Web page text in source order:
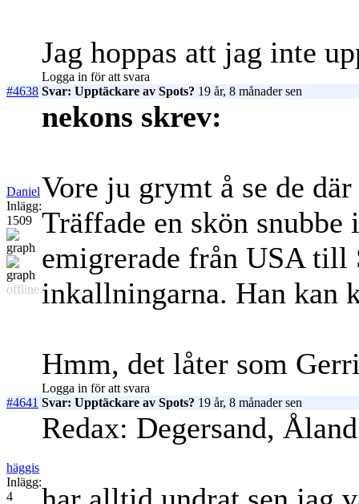
Jag hoppas att jag inte
Logga in för att svara
#4638 Svar: Upptäckare av Spots? 19 år, 8 månader sen
Daniel
Inlägg:
1509
offline
nekons skrev:
Vore ju grymt å se de
Träffade en skön
emigrerade från USA till
inkallningarna. Han kan
Hmm, det låter som
Logga in för att svara
#4641 Svar: Upptäckare av Spots? 19 år, 8 månader sen
häggis
Inlägg:
4
Redax: Degersand,